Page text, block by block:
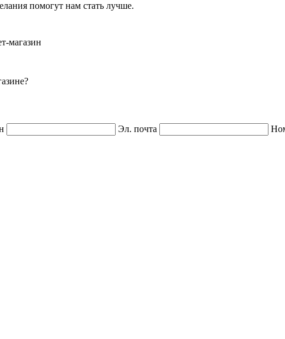
помогут нам стать лучше.
магазин
Эл. почта